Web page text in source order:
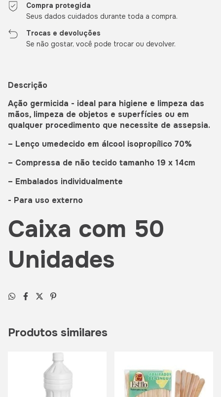
Compra protegida
Seus dados cuidados durante toda a compra.
Trocas e devoluções
Se não gostar, você pode trocar ou devolver.
Descrição
Ação germicida - ideal para higiene e limpeza das
mãos, limpeza de objetos e superfícies ou em
qualquer procedimento que necessite de assepsia.
– Lenço umedecido em álcool isopropílico 70%
– Compressa de não tecido tamanho 19 x 14cm
– Embalados individualmente
- Para uso externo
Caixa com 50
Unidades
Produtos similares